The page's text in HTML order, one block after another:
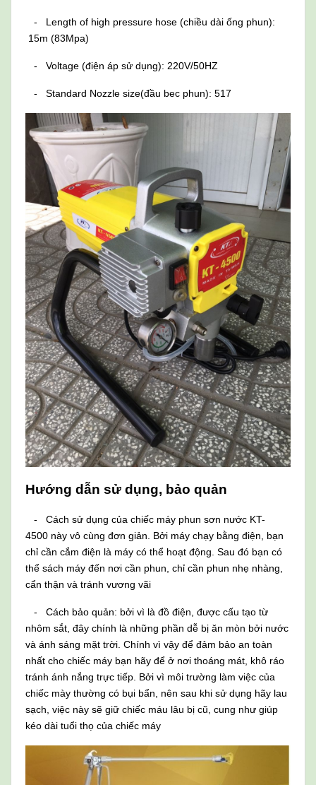
- Length of high pressure hose (chiều dài ống phun):
15m (83Mpa)
- Voltage (điện áp sử dụng): 220V/50HZ
- Standard Nozzle size(đầu bec phun): 517
Hướng dẫn sử dụng, bảo quản
- Cách sử dụng của chiếc máy phun sơn nước KT-
4500 này vô cùng đơn giản. Bởi máy chạy bằng điện, bạn
chỉ cần cắm điện là máy có thể hoạt động. Sau đó bạn có
thể sách máy đến nơi cần phun, chỉ cần phun nhẹ nhàng,
cẩn thận và tránh vương vãi
- Cách bảo quản: bởi vì là đồ điện, được cấu tạo từ
nhôm sắt, đây chính là những phần dễ bị ăn mòn bởi nước
và ánh sáng mặt trời. Chính vì vậy để đảm bảo an toàn
nhất cho chiếc máy bạn hãy để ở nơi thoáng mát, khô ráo
tránh ánh nắng trực tiếp. Bởi vì môi trường làm việc của
chiếc mày thường có bụi bẩn, nên sau khi sử dụng hãy lau
sạch, việc này sẽ giữ chiếc máu lâu bị cũ, cung như giúp
kéo dài tuổi thọ của chiếc máy